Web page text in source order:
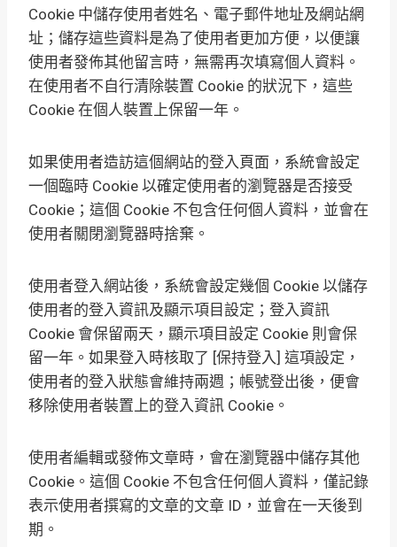
Cookie 中儲存使用者姓名、電子郵件地址及網站網
址；儲存這些資料是為了使用者更加方便，以便讓
使用者發佈其他留言時，無需再次填寫個人資料。
在使用者不自行清除裝置 Cookie 的狀況下，這些
Cookie 在個人裝置上保留一年。
如果使用者造訪這個網站的登入頁面，系統會設定
一個臨時 Cookie 以確定使用者的瀏覽器是否接受
Cookie；這個 Cookie 不包含任何個人資料，並會在
使用者關閉瀏覽器時捨棄。
使用者登入網站後，系統會設定幾個 Cookie 以儲存
使用者的登入資訊及顯示項目設定；登入資訊
Cookie 會保留兩天，顯示項目設定 Cookie 則會保
留一年。如果登入時核取了 [保持登入] 這項設定，
使用者的登入狀態會維持兩週；帳號登出後，便會
移除使用者裝置上的登入資訊 Cookie。
使用者編輯或發佈文章時，會在瀏覽器中儲存其他
Cookie。這個 Cookie 不包含任何個人資料，僅記錄
表示使用者撰寫的文章的文章 ID，並會在一天後到
期。